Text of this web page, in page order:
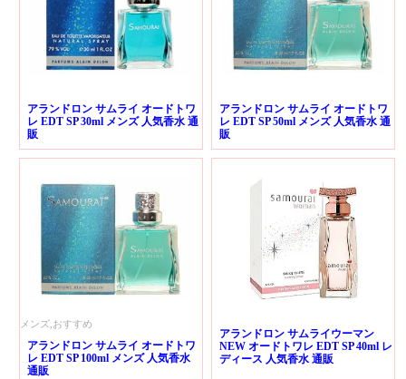
アランドロン サムライ オードトワ
レ EDT SP 30ml メンズ 人気香水 通
販
アランドロン サムライ オードトワ
レ EDT SP 50ml メンズ 人気香水 通
販
メンズ,おすすめ
アランドロン サムライ オードトワ
レ EDT SP 100ml メンズ 人気香水
通販
アランドロン サムライウーマン
NEW オードトワレ EDT SP 40ml レ
ディース 人気香水 通販